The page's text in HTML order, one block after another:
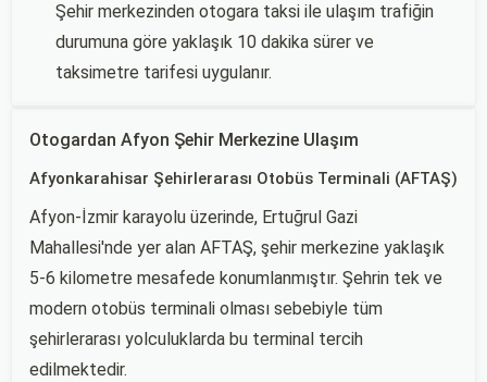
Şehir merkezinden otogara taksi ile ulaşım trafiğin
durumuna göre yaklaşık 10 dakika sürer ve
taksimetre tarifesi uygulanır.
Otogardan Afyon Şehir Merkezine Ulaşım
Afyonkarahisar Şehirlerarası Otobüs Terminali (AFTAŞ)
Afyon-İzmir karayolu üzerinde, Ertuğrul Gazi
Mahallesi'nde yer alan AFTAŞ, şehir merkezine yaklaşık
5-6 kilometre mesafede konumlanmıştır. Şehrin tek ve
modern otobüs terminali olması sebebiyle tüm
şehirlerarası yolculuklarda bu terminal tercih
edilmektedir.